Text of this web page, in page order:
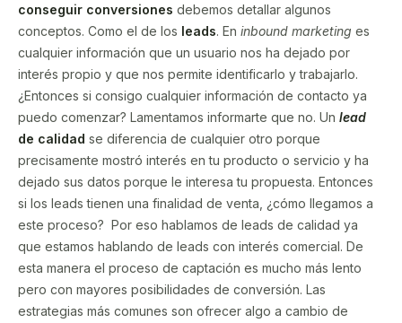
conseguir conversiones debemos detallar algunos
conceptos. Como el de los leads. En inbound marketing es
cualquier información que un usuario nos ha dejado por
interés propio y que nos permite identificarlo y trabajarlo.
¿Entonces si consigo cualquier información de contacto ya
puedo comenzar? Lamentamos informarte que no. Un lead
de calidad se diferencia de cualquier otro porque
precisamente mostró interés en tu producto o servicio y ha
dejado sus datos porque le interesa tu propuesta. Entonces
si los leads tienen una finalidad de venta, ¿cómo llegamos a
este proceso? Por eso hablamos de leads de calidad ya
que estamos hablando de leads con interés comercial. De
esta manera el proceso de captación es mucho más lento
pero con mayores posibilidades de conversión. Las
estrategias más comunes son ofrecer algo a cambio de